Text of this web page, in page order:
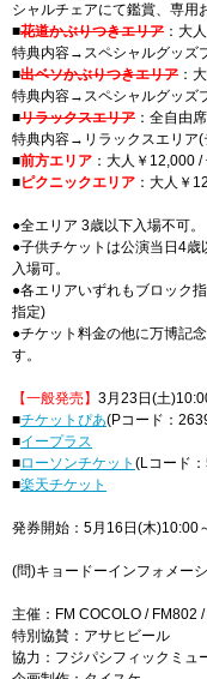
シャルチェアにて鑑賞、専用
■花道かぶりつきエリア ：大
特典内容→スペシャルグッズ
■出ベソかぶりつきエリア ：
特典内容→スペシャルグッズ
■リラックスエリア ：全自由
特典内容→リラックスエリア(
■前方エリア ：大人￥12,000
■ピクニックエリア ：大人￥
●全エリア 3歳以下入場不可。
●子供チケットは公演当日4歳
入場可。
●各エリアいずれもブロック
指定)
●チケット料金の他に万博記
す。
【一般発売】 3月23日(土
■チケットぴあ(Pコード：
■イープラス
■ローソンチケット (Lコード
■楽天チケット
発券開始：5月16日(木)10:00
(問)キョードーインフォメー
主催：FM COCOLO / FM802
特別協賛：アサヒビール
協力：フジパシフィックミュ